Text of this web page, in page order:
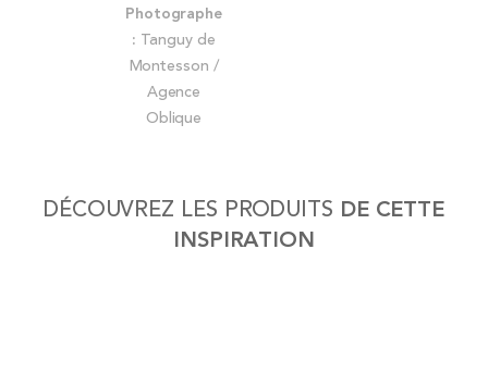
Photographe
: Tanguy de
Montesson /
Agence
Oblique
DÉCOUVREZ LES PRODUITS DE CETTE
INSPIRATION